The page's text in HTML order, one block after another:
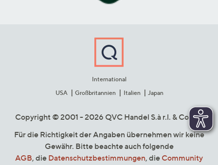
International
USA
Großbritannien Italien Japan
Copyright © 2001 - 2026 QVC Handel S.à r.l. & Co. KG
Für die Richtigkeit der Angaben übernehmen wir keine
Gewähr. Bitte beachte auch folgende
AGB, die Datenschutzbestimmungen, die Community